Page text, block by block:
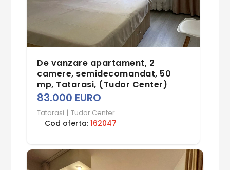
De vanzare apartament, 2
camere, semidecomandat, 50
mp, Tatarasi, (Tudor Center)
83.000 EURO
Tatarasi | Tudor Center
Cod oferta:162047